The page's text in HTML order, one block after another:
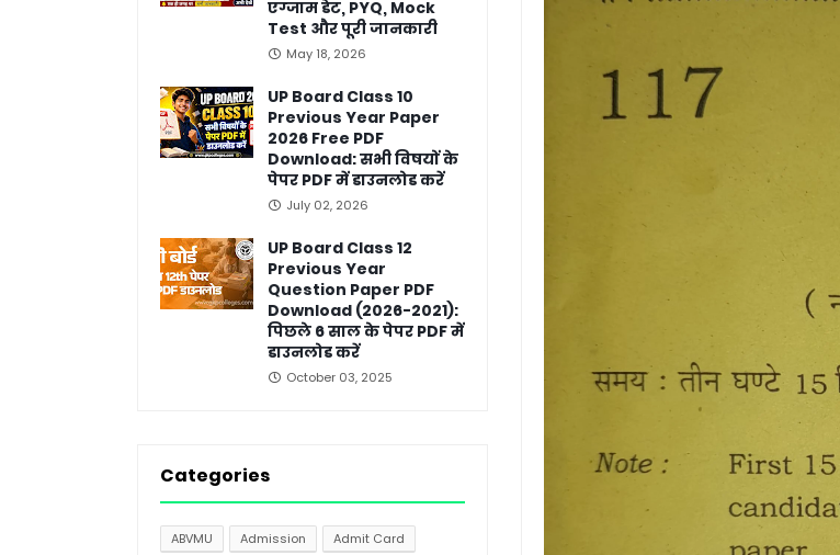
एग्जाम डेट, PYQ, Mock
Test और पूरी जानकारी
May 18, 2026
UP Board Class 10
Previous Year Paper
2026 Free PDF
Download: सभी विषयों के
पेपर PDF में डाउनलोड करें
July 02, 2026
UP Board Class 12
Previous Year
Question Paper PDF
Download (2026-2021):
पिछले 6 साल के पेपर PDF में
डाउनलोड करें
October 03, 2025
Categories
ABVMU Admission
Admit Card